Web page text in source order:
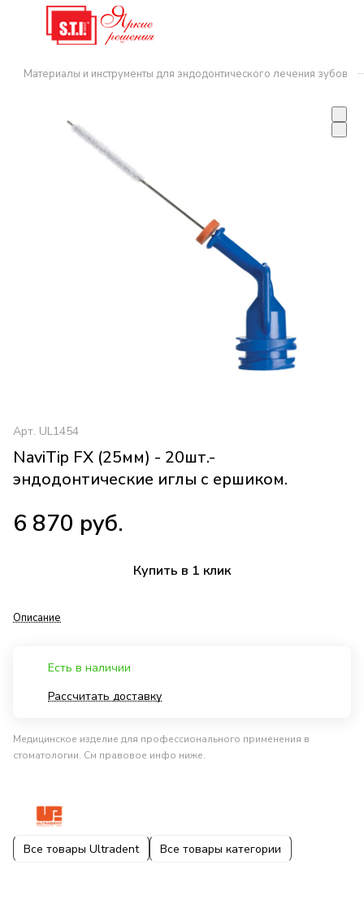
Материалы и инструменты для эндодонтического лечения зубов –
Арт. UL1454
NaviTip FX (25мм) - 20шт.-
эндодонтические иглы с ершиком.
6 870 руб.
Купить в 1 клик
Описание
Есть в наличии
Рассчитать доставку
Медицинское изделие для профессионального применения в
стоматологии. См правовое инфо ниже.
Все товары Ultradent Все товары категории